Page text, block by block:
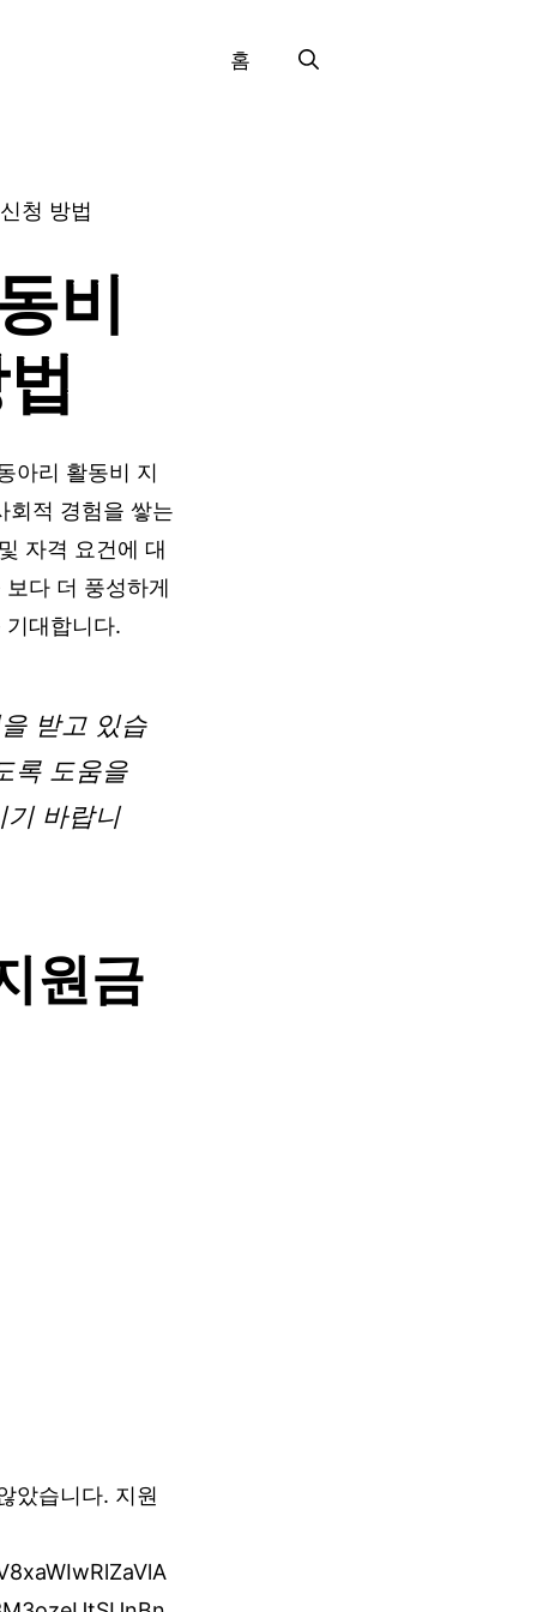
홈
청 방법
비
아리 활동비 지
회적 경험을 쌓는
자격 요건에 대
다 더 풍성하게
대합니다.
받고 있습
록 도움을
기 바랍니
원금
았습니다. 지원